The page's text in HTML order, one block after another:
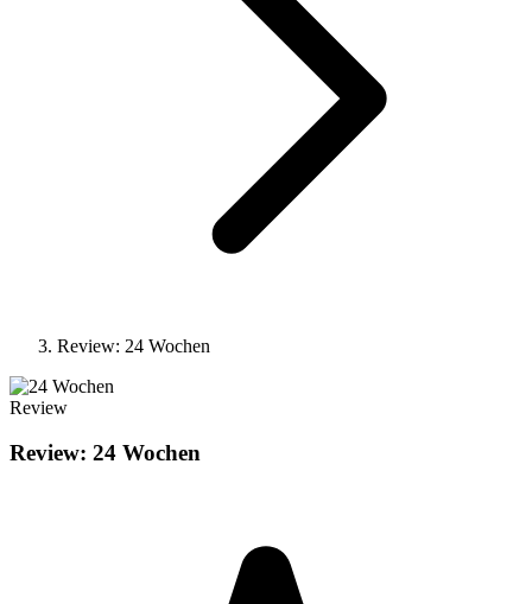
Review: 24 Wochen
Review
Review: 24 Wochen